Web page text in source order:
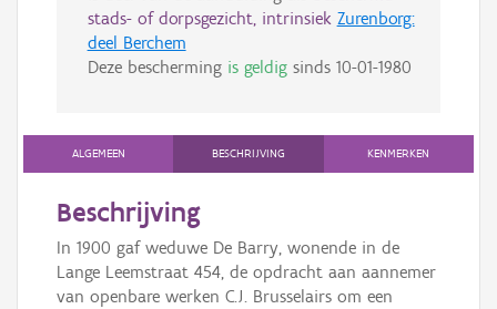
stads- of dorpsgezicht, intrinsiek Zurenborg:
deel Berchem
Deze bescherming is geldigsinds 10-01-1980
ALGEMEEN BESCHRIJVING KENMERKEN
Beschrijving
In 1900 gaf weduwe De Barry, wonende in de
Lange Leemstraat 454, de opdracht aan aannemer
van openbare werken C.J. Brusselairs om een